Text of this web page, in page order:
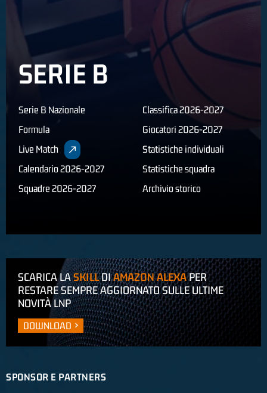
SERIE B
Serie B Nazionale
Formula
Live Match
Calendario 2026-2027
Squadre 2026-2027
Classifica 2026-2027
Giocatori 2026-2027
Statistiche individuali
Statistiche squadra
Archivio storico
SCARICA LASKILLDIAMAZON ALEXAPER
RESTARE SEMPRE AGGIORNATO SULLE ULTIME
NOVITÀ LNP
DOWNLOAD
SPONSOR E PARTNERS